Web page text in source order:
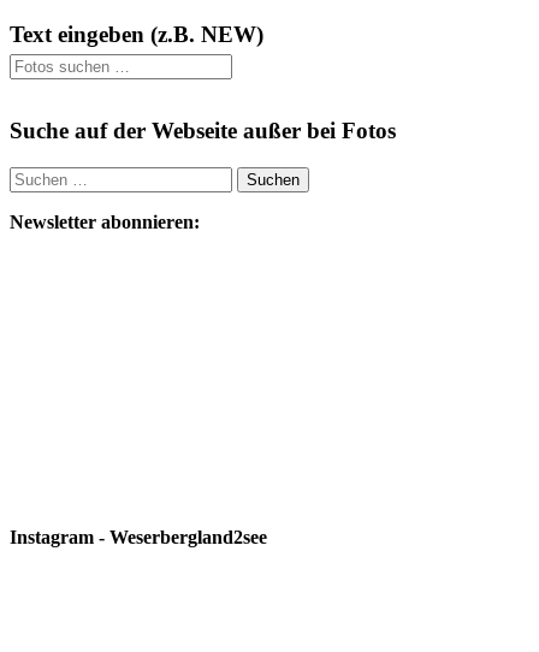
Text eingeben (z.B. NEW)
Suche auf der Webseite außer bei Fotos
Suchen
nach:
Newsletter abonnieren:
Instagram - Weserbergland2see